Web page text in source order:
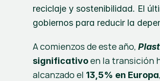
reciclaje y sostenibilidad. El
gobiernos para reducir la
A comienzos de este año,
significativo en la transición
alcanzado el 13,5% en Europa